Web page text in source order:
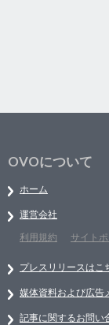
OVOについて
ホーム
運営会社
利用規約
サイト
プレスリリースはこ
媒体資料および広告
記事に関するお問い